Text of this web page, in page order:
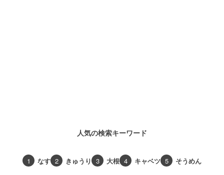
人気の検索キーワード
1 なす 2 きゅうり 3 大根 4 キャベツ 5 そうめん